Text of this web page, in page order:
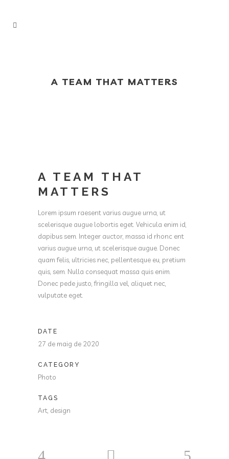
A TEAM THAT MATTERS
A TEAM THAT
MATTERS
Lorem ipsum raesent varius augue urna, ut
scelerisque augue lobortis eget. Vehicula enim id,
dapibus sem. Integer auctor, massa id rhonc ent
varius augue urna, ut scelerisque augue. Donec
quam felis, ultricies nec, pellentesque eu, pretium
quis, sem. Nulla consequat massa quis enim.
Donec pede justo, fringilla vel, aliquet nec,
vulputate eget.
DATE
27 de maig de 2020
CATEGORY
Photo
TAGS
Art, design